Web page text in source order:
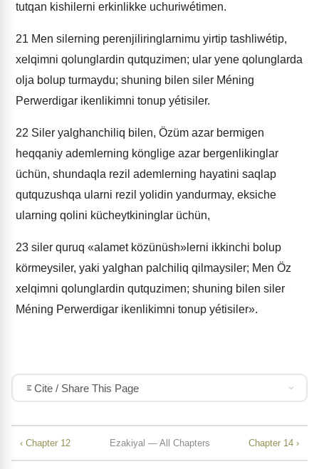
tutqan kishilerni erkinlikke uchuriwétimen.
21 Men silerning perenjiliringlarnimu yirtip tashliwétip,
xelqimni qolunglardin qutquzimen; ular yene qolunglarda
olja bolup turmaydu; shuning bilen siler Méning
Perwerdigar ikenlikimni tonup yétisiler.
22 Siler yalghanchiliq bilen, Özüm azar bermigen
heqqaniy ademlerning könglige azar bergenlikinglar
üchün, shundaqla rezil ademlerning hayatini saqlap
qutquzushqa ularni rezil yolidin yandurmay, eksiche
ularning qolini kücheytkininglar üchün,
23 siler quruq «alamet közünüsh»lerni ikkinchi bolup
körmeysiler, yaki yalghan palchiliq qilmaysiler; Men Öz
xelqimni qolunglardin qutquzimen; shuning bilen siler
Méning Perwerdigar ikenlikimni tonup yétisiler».
Cite / Share This Page
‹ Chapter 12 Ezakiyal — All Chapters Chapter 14 ›